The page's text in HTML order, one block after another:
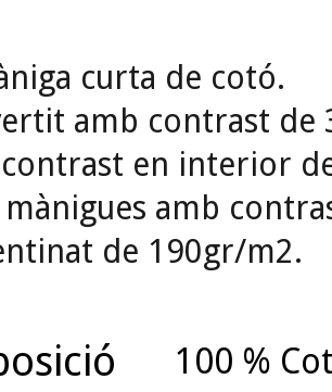
curta de cotó.
amb contrast de
en interior
mànigues amb
de 190gr/m2.
100 %